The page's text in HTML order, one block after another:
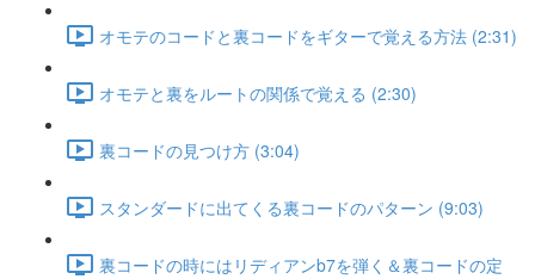
オモテのコードと裏コードをギターで覚える方法 (2:31)
オモテと裏をルートの関係で覚える (2:30)
裏コードの見つけ方 (3:04)
スタンダードに出てくる裏コードのパターン (9:03)
裏コードの時にはリディアンb7を弾く＆裏コードの定